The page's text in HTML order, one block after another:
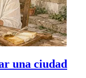
una ciudad